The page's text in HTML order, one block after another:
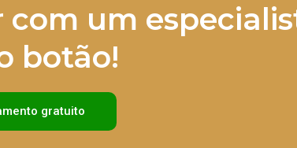
um
botão!
gratuito